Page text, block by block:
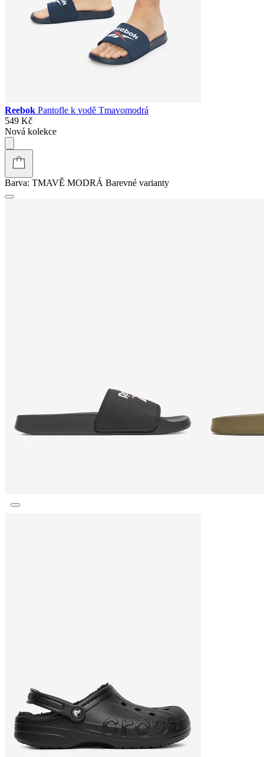
Reebok Pantofle k vodě Tmavomodrá
549 Kč
Nová kolekce
Barva: TMAVĚ MODRÁ Barevné varianty